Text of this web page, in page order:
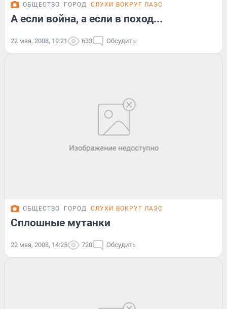
ОБЩЕСТВО ГОРОД СЛУХИ ВОКРУГ ЛАЭС
А если война, а если в поход...
22 мая, 2008, 19:21 633 Обсудить
ОБЩЕСТВО ГОРОД СЛУХИ ВОКРУГ ЛАЭС
Сплошные мутанки
22 мая, 2008, 14:25 720 Обсудить